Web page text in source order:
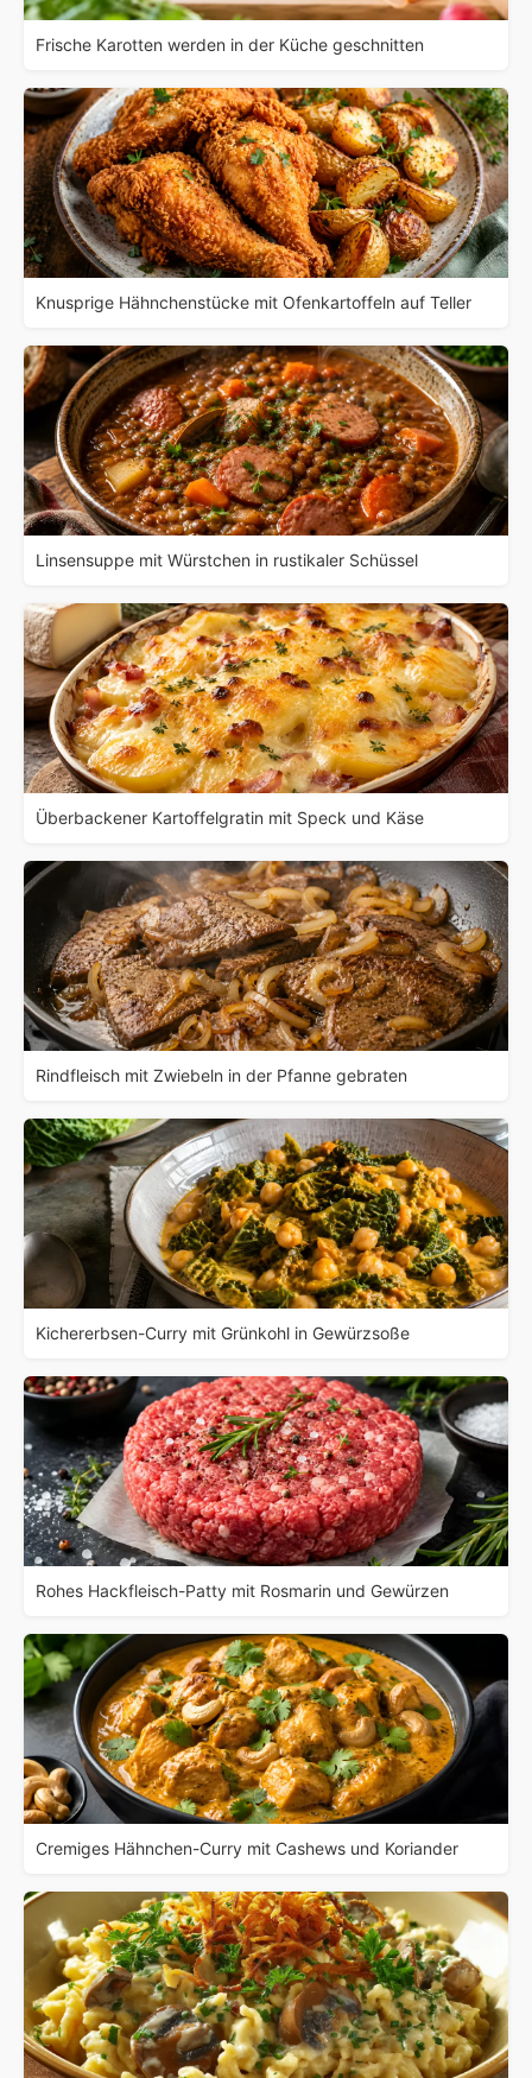
Frische Karotten werden in der Küche geschnitten
Knusprige Hähnchenstücke mit Ofenkartoffeln auf Teller
Linsensuppe mit Würstchen in rustikaler Schüssel
Überbackener Kartoffelgratin mit Speck und Käse
Rindfleisch mit Zwiebeln in der Pfanne gebraten
Kichererbsen-Curry mit Grünkohl in Gewürzsoße
Rohes Hackfleisch-Patty mit Rosmarin und Gewürzen
Cremiges Hähnchen-Curry mit Cashews und Koriander